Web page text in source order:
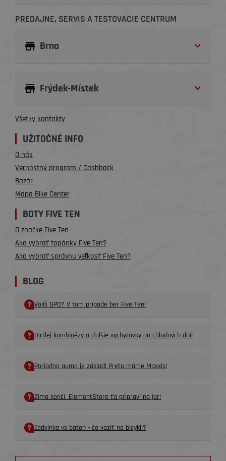
PREDAJNE, SERVIS A TESTOVACIE CENTRUM
Brno
Frýdek-Místek
Všetky kontakty
UŽITOČNÉ INFO
O nás
Vernostný program / Cashback
Bazár
Mapa Bike Center
BOTY FIVE TEN
O značke Five Ten
Ako vybrať topánky Five Ten?
Ako vybrať správnu veľkosť Five Ten?
BLOG
Volíš SPD? V tom prípade ber Five Ten!
Dirtlej kombinézy a ďalšie vychytávky do chladných dní!
Poriadna guma je základ! Preto máme Maxxis!
Zima končí. ElementStore ťa pripraví na jar!
Ľadvinka vs batoh - čo voziť na bicykli?